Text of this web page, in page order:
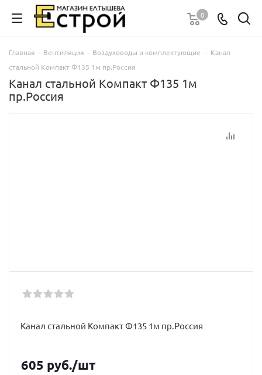
0
Главная - Вентиляция - Воздуховоды и комплектующие - Канал
стальной Компакт Ф135 1м пр.Россия
Канал стальной Компакт Ф135 1м
пр.Россия
Канал стальной Компакт Ф135 1м пр.Россия
605 руб./шт